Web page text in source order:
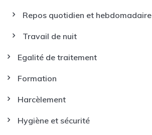
Repos quotidien et hebdomadaire
Travail de nuit
Egalité de traitement
Formation
Harcèlement
Hygiène et sécurité